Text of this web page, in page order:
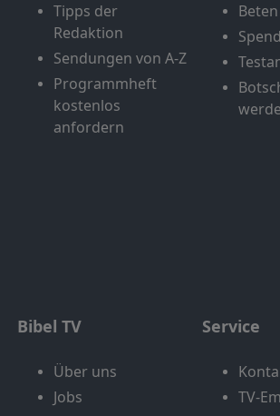
Tipps der
Redaktion
Sendungen von A-Z
Programmheft
kostenlos
anfordern
Beten
Bibel TV
Über uns
Jobs
Service
TV-